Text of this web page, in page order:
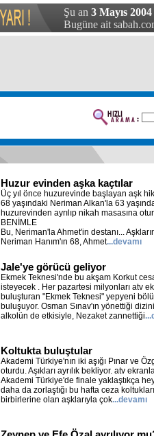
Şu an 3 Mayıs
Bugüne ait
Huzur evinden aşka kaçtılar
Üç yıl önce huzurevinde başlayan aşk
68 yaşındaki Neriman Alkan'la 63
huzurevinden ayrılıp nikah masasına
BENİMLE
Bu, Neriman'la Ahmet'in destanı...
Neriman Hanım'ın 68, Ahmet...devamı
Jale'ye görücü geliyor
Ekmek Teknesi'nde bu akşam Korkut
isteyecek . Her pazartesi milyonları atv
buluşturan "Ekmek Teknesi" yepyeni
buluşuyor. Osman Sınav'ın yönettiği
alkolün de etkisiyle, Nezaket zannettiği
Koltukta buluştular
Akademi Türkiye'nın iki aşığı Pınar ve
oturdu. Aşıkları ayrılık bekliyor. atv
Akademi Türkiye'de finale yaklaştıkça
daha da zorlaştığı bu hafta ceza
birbirlerine olan aşklarıyla çok...devamı